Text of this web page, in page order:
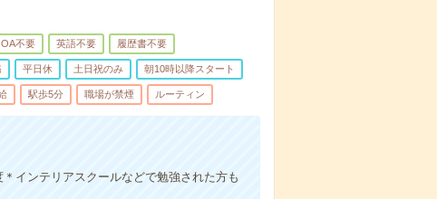
OA不要 英語不要 履歴書不要
平日休 土日祝のみ 朝10時以降スタート
駅歩5分 職場が禁煙 ルーティン
インテリアスクールなどで勉強された方も